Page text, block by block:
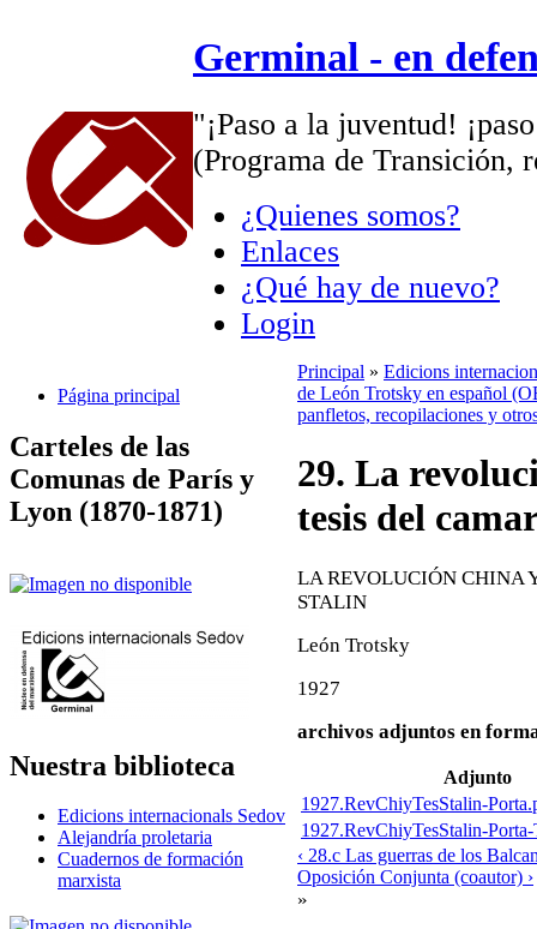
Germinal - en
"¡Paso a la juventud!
(Programa de Transición,
¿Quienes somos?
Enlaces
¿Qué hay de nuevo?
Login
Página principal
Carteles de las
Comunas de París y
Lyon (1870-1871)
Nuestra biblioteca
Edicions internacionals Sedov
Alejandría proletaria
Cuadernos de formación
marxista
Principal » Edicions
de León Trotsky en español
panfletos, recopilaciones y
29. La
tesis del
LA REVOLUCIÓN CHINA
STALIN
León Trotsky
1927
archivos adjuntos en
Adjunto
1927.RevChiyTesStalin-
1927.RevChiyTesStalin-
‹ 28.c Las guerras de los
Oposición Conjunta (coautor) ›
»